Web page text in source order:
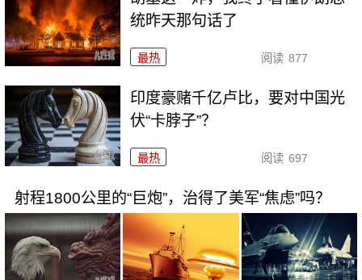
统昨天那句话了
最热 阅读 877
印度豪赌千亿卢比，要对中国光
伏“卡脖子”？
最热 阅读 697
射程1800公里的“巨炮”，治得了美军“焦虑”吗？